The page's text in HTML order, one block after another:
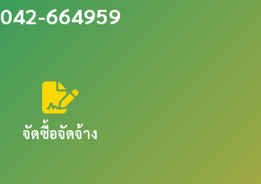
042-664959
จัดซื้อจัดจ้าง